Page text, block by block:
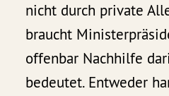
nicht durch private
braucht
offenbar Nachhilfe
bedeutet. Entweder